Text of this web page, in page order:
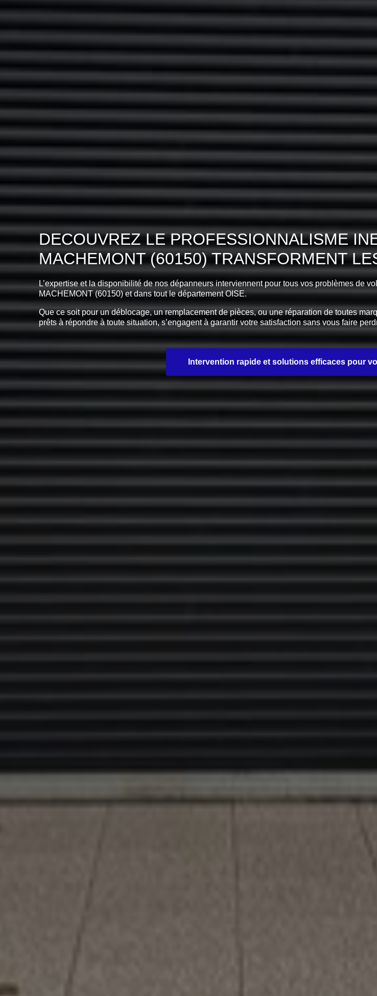
DECOUVREZ LE PROFESSIONNALISME
MACHEMONT (60150) TRANSFORMENT
L’expertise et la disponibilité de nos dépanneurs interviennent pour tous vos problèmes de
MACHEMONT (60150) et dans tout le département OISE.
Que ce soit pour un déblocage, un remplacement de pièces, ou une réparation de toutes
prêts à répondre à toute situation, s’engagent à garantir votre satisfaction sans vous faire
Intervention rapide et solutions efficaces pour